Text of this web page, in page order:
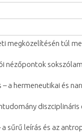
megközelítésén túl
nézőpontok
a hermeneutikai és
sűrű leírás és az